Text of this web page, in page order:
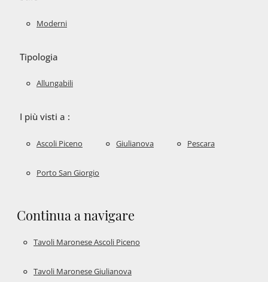
Moderni
Tipologia
Allungabili
I più visti a :
Ascoli Piceno Giulianova Pescara
Porto San Giorgio
Continua a navigare
Tavoli Maronese Ascoli Piceno
Tavoli Maronese Giulianova